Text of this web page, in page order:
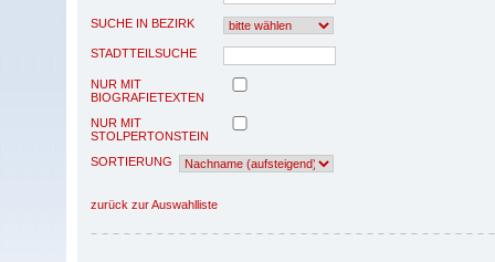
SUCHE IN BEZIRK
STADTTEILSUCHE
NUR MIT
BIOGRAFIETEXTEN
NUR MIT
STOLPERTONSTEIN
SORTIERUNG
zurück zur Auswahlliste